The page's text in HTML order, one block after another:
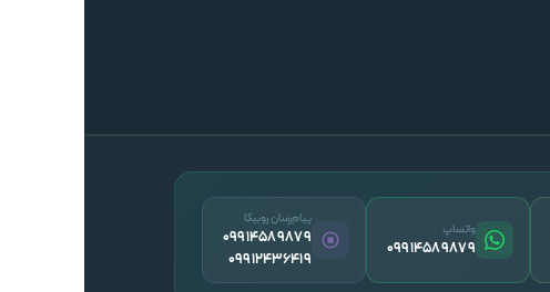
واتساپ
09914589879
پیام‌رسان روبیکا
09914589879
09912436419